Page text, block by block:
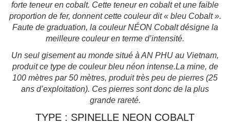
forte teneur en cobalt. Cette teneur en cobalt et une faible
proportion de fer, donnent cette couleur dit « bleu Cobalt ».
Faute de graduation, la couleur NÉON Cobalt désigne la
meilleure couleur en terme d’intensité.
Un seul gisement au monde situé à AN PHU au Vietnam,
produit ce type de couleur bleu néon intense.La mine, de
100 mètres par 50 mètres, produit très peu de pierres (25
ans d’exploitation). Ces pierres sont donc de la plus
grande rareté.
TYPE : SPINELLE NEON COBALT